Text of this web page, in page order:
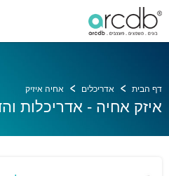
דף הבית אדריכלים אחיה איזיק
איזק אחיה - אדריכלות